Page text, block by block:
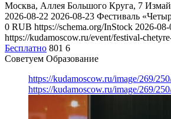
Москва, Аллея Большого Круга, 7
2026-08-22 2026-08-23 Фестиваль
0 RUB https://schema.org/InStock 2026-
https://kudamoscow.ru/event/festival-
Бесплатно 801 6
Советуем Образование
https://kudamoscow.ru/image/269/
https://kudamoscow.ru/image/269/